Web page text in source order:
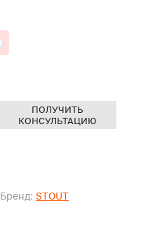
Бренд: STOUT
ПОЛУЧИТЬ
КОНСУЛЬТАЦИЮ